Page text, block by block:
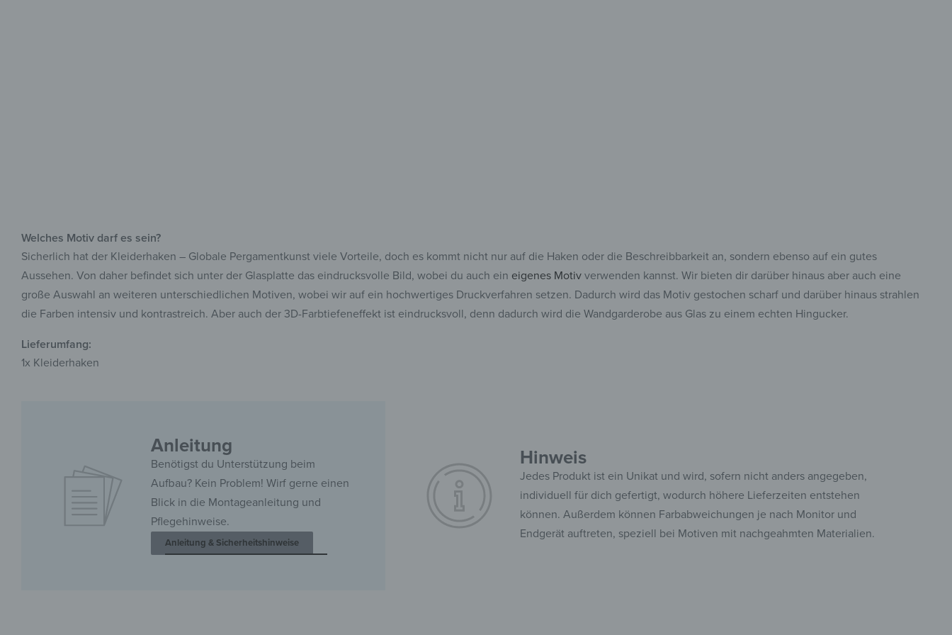
Welches Motiv darf es sein?
Sicherlich hat der Kleiderhaken – Globale Pergamentkunst viele Vorteile, doch es kommt nicht nur auf die Haken oder die Beschreibbarkeit an, sondern ebenso auf ein gutes
Aussehen. Von daher befindet sich unter der Glasplatte das eindrucksvolle Bild, wobei du auch ein eigenes Motiv verwenden kannst. Wir bieten dir darüber hinaus aber auch eine
große Auswahl an weiteren unterschiedlichen Motiven, wobei wir auf ein hochwertiges Druckverfahren setzen. Dadurch wird das Motiv gestochen scharf und darüber hinaus strahlen
die Farben intensiv und kontrastreich. Aber auch der 3D-Farbtiefeneffekt ist eindrucksvoll, denn dadurch wird die Wandgarderobe aus Glas zu einem echten Hingucker.
Lieferumfang:
1x Kleiderhaken
Anleitung
Benötigst du Unterstützung beim
Aufbau? Kein Problem! Wirf gerne einen
Blick in die Montageanleitung und
Pflegehinweise.
Anleitung & Sicherheitshinweise
Hinweis
Jedes Produkt ist ein Unikat und wird, sofern nicht anders angegeben,
individuell für dich gefertigt, wodurch höhere Lieferzeiten entstehen
können. Außerdem können Farbabweichungen je nach Monitor und
Endgerät auftreten, speziell bei Motiven mit nachgeahmten Materialien.